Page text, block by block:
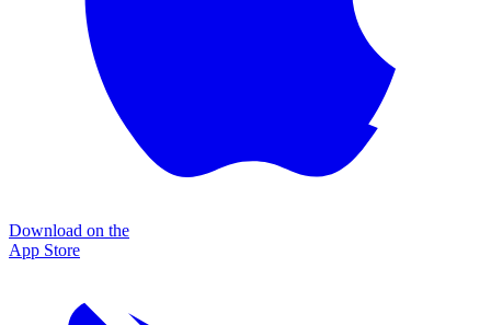
Download on the
App Store